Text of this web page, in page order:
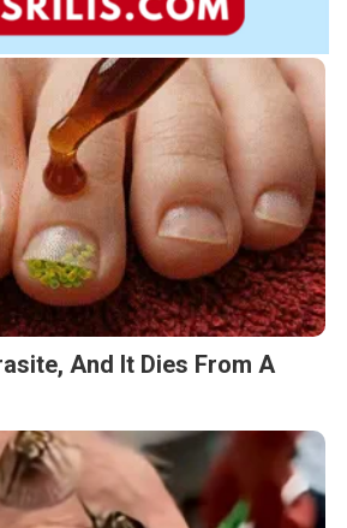
And It Dies From A